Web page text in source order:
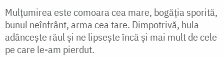
Mulțumirea este comoara cea mare, bogăția sporită,
bunul neînfrânt, arma cea tare. Dimpotrivă, hula
adâncește răul și ne lipsește încă și mai mult de cele
pe care le-am pierdut.